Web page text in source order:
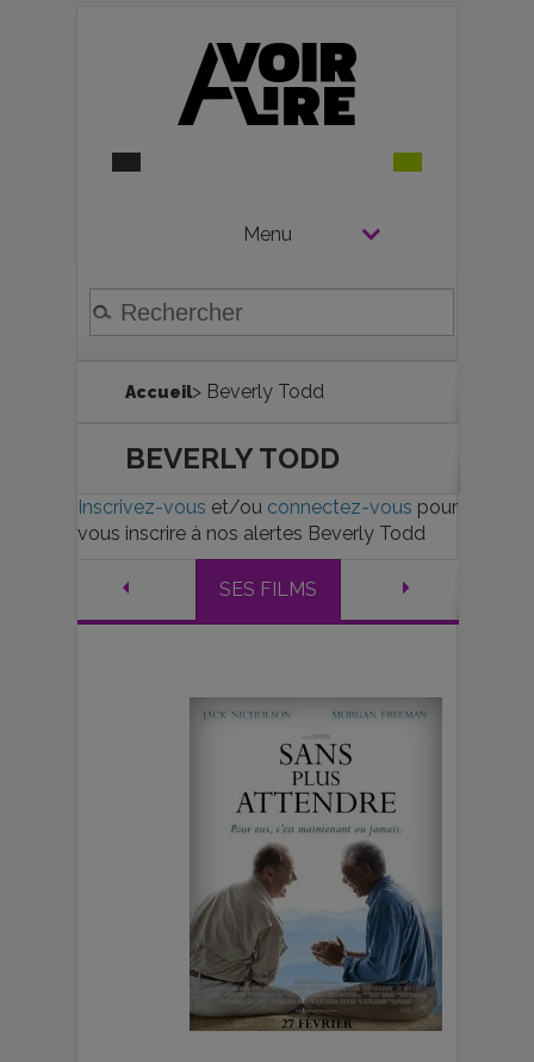
Menu
Accueil> Beverly Todd
BEVERLY TODD
Inscrivez-vous et/ou connectez-vous pour
vous inscrire à nos alertes Beverly Todd
SES FILMS